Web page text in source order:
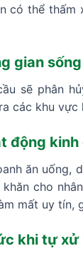
có thể
gian
sẽ phân
các khu
động
ăn
cho
mất uy tín,
khi tự xử